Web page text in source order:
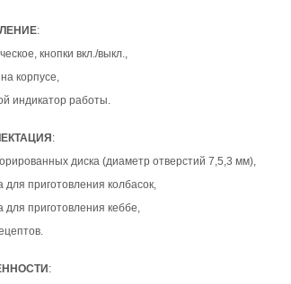
:
кнопки вкл./выкл.,
корпусе,
индикатор работы.
:
диска (диаметр отверстий 7,5,3 мм),
для приготовления колбасок,
для приготовления кеббе,
: